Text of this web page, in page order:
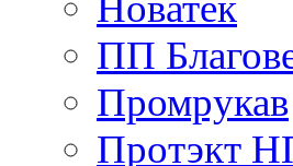
ПП
Промрукав
Протэкт